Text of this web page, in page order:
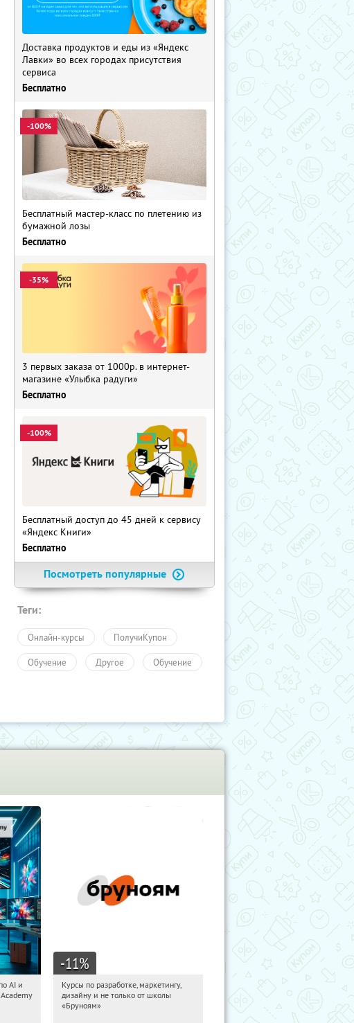
Доставка продуктов и еды из «Яндекс
Лавки» во всех городах присутствия
сервиса
Бесплатно
-100%
Бесплатный мастер-класс по плетению из
бумажной лозы
Бесплатно
-35%
3 первых заказа от 1000р. в интернет-
магазине «Улыбка радуги»
Бесплатно
-100%
Бесплатный доступ до 45 дней к сервису
«Яндекс Книги»
Бесплатно
Посмотреть популярные
Теги:
Онлайн-курсы ПолучиКупон
Обучение Другое Обучение
AI и
-11%
16:32:23
Получи первым!
Россия
Курсы по разработке, маркетингу,
дизайну и не только от школы
«Бруноям»